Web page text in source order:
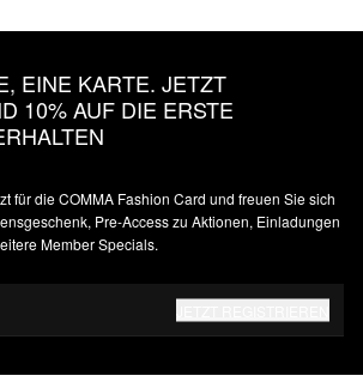
EINE KARTE. JETZT
10% AUF DIE ERSTE
für die COMMA Fashion Card und freuen Sie sich
Pre-Access zu Aktionen, Einladungen
Member Specials.